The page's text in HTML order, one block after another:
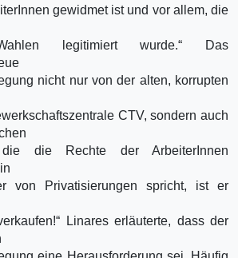
gewidmet ist und vor allem, die
legitimiert wurde.“ Das
nicht nur von der alten, korrupten
CTV, sondern auch
die die Rechte der ArbeiterInnen
von Privatisierungen spricht, ist er
Linares erläuterte, dass der